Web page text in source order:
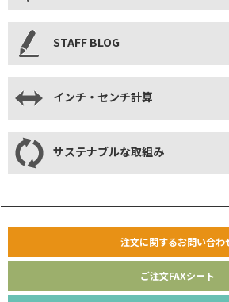
STAFF BLOG
インチ・センチ計算
サステナブルな取組み
注文に関するお問い合わ
ご注文FAXシート